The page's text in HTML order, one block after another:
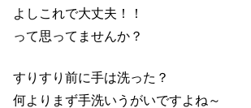
よしこれで大丈夫！！
って思ってませんか？
すりすり前に手は洗った？
何よりまず手洗いうがいですよね～